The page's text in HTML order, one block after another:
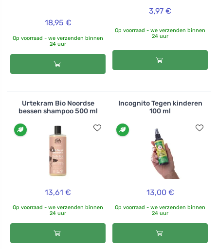
18,95 €
Op voorraad - we verzenden binnen
24 uur
3,97 €
Op voorraad - we verzenden binnen
24 uur
Urtekram Bio Noordse
bessen shampoo 500 ml
13,61 €
Op voorraad - we verzenden binnen
24 uur
Incognito Tegen kinderen
100 ml
13,00 €
Op voorraad - we verzenden binnen
24 uur